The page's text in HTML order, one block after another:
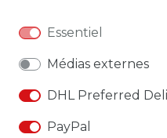
Essentiel
Médias externes
DHL Preferred
PayPal